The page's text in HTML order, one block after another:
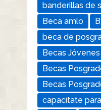
banderillas de
Beca amlo
beca de
Becas
Becas
Becas
capacitate